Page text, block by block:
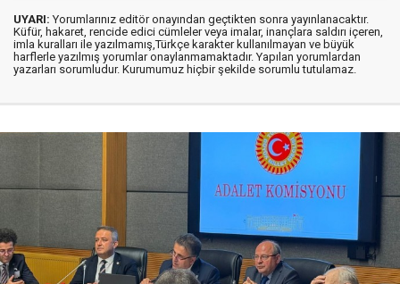
UYARI: Yorumlarınız editör onayından geçtikten sonra yayınlanacaktır.
Küfür, hakaret, rencide edici cümleler veya imalar, inançlara saldırı içeren,
imla kuralları ile yazılmamış,Türkçe karakter kullanılmayan ve büyük
harflerle yazılmış yorumlar onaylanmamaktadır. Yapılan yorumlardan
yazarları sorumludur. Kurumumuz hiçbir şekilde sorumlu tutulamaz.